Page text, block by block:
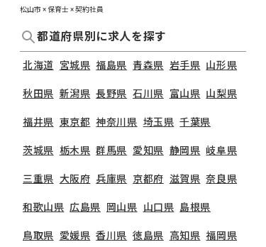
松山市 × 保育士 × 契約社員
都道府県別に求人を探す
北海道 宮城県 福島県 青森県 岩手県 山形県
秋田県 新潟県 長野県 石川県 富山県 山梨県
福井県 東京都 神奈川県 埼玉県 千葉県
茨城県 栃木県 群馬県 愛知県 静岡県 岐阜県
三重県 大阪府 兵庫県 京都府 滋賀県 奈良県
和歌山県 広島県 岡山県 山口県 島根県
鳥取県 愛媛県 香川県 徳島県 高知県 福岡県